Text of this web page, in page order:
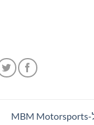
2ONE® Nicotine Pouches מצטרפות ל-MBM Motorsports